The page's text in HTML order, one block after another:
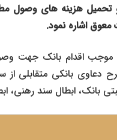
هزینه های وصول
اشاره نمود.
موجب اقدام بانک جهت
دعاوی بانکی متقابلی از
بانک، ابطال سند رهنی،